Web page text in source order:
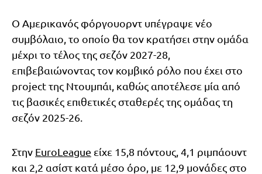
Ο Αμερικανός φόργουορντ υπέγραψε νέο
συμβόλαιο, το οποίο θα τον κρατήσει στην ομάδα
μέχρι το τέλος της σεζόν 2027-28,
επιβεβαιώνοντας τον κομβικό ρόλο που έχει στο
project της Ντουμπάι, καθώς αποτέλεσε μία από
τις βασικές επιθετικές σταθερές της ομάδας τη
σεζόν 2025-26.
Στην EuroLeague είχε 15,8 πόντους, 4,1 ριμπάουντ
και 2,2 ασίστ κατά μέσο όρο, με 12,9 μονάδες στο